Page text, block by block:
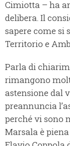
Cimiotta – ha
delibera. Il
sapere come si
Territorio e
Parla di
rimangono
astensione dal
preannuncia
perché vi sono
Marsala è